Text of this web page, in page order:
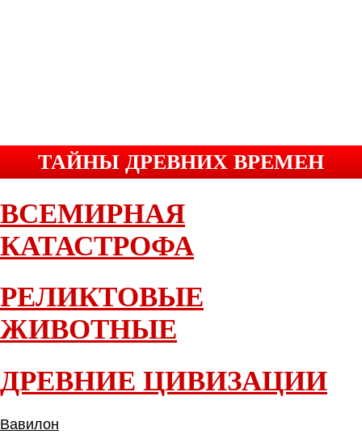
ТАЙНЫ ДРЕВНИХ ВРЕМЕН
ВСЕМИРНАЯ
КАТАСТРОФА
РЕЛИКТОВЫЕ
ЖИВОТНЫЕ
ДРЕВНИЕ ЦИВИЗАЦИИ
Вавилон